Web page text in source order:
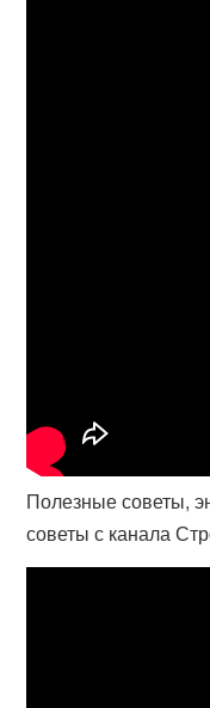
Полезные советы,
советы с канала